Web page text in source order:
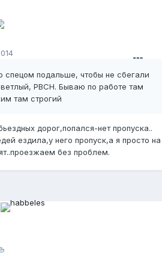
спецом подальше, чтобы не сбегали
РВСН. Бываю по работе там
там строгий
дорог,попался-нет пропуска..
ездила,у него пропуск,а я просто на
без проблем.